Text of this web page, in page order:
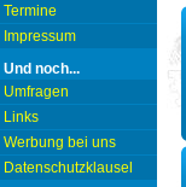
Termine
Impressum
Und noch...
Umfragen
Links
Werbung bei uns
Datenschutzklausel